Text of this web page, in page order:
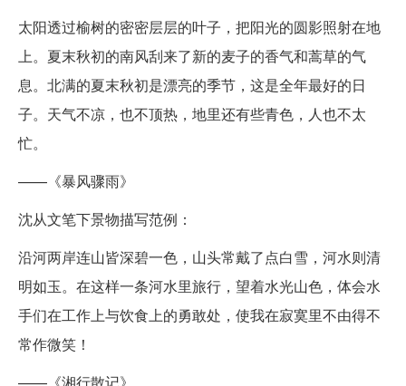
太阳透过榆树的密密层层的叶子，把阳光的圆影照射在地
上。夏末秋初的南风刮来了新的麦子的香气和蒿草的气
息。北满的夏末秋初是漂亮的季节，这是全年最好的日
子。天气不凉，也不顶热，地里还有些青色，人也不太
忙。
——《暴风骤雨》
沈从文笔下景物描写范例：
沿河两岸连山皆深碧一色，山头常戴了点白雪，河水则清
明如玉。在这样一条河水里旅行，望着水光山色，体会水
手们在工作上与饮食上的勇敢处，使我在寂寞里不由得不
常作微笑！
——《湘行散记》